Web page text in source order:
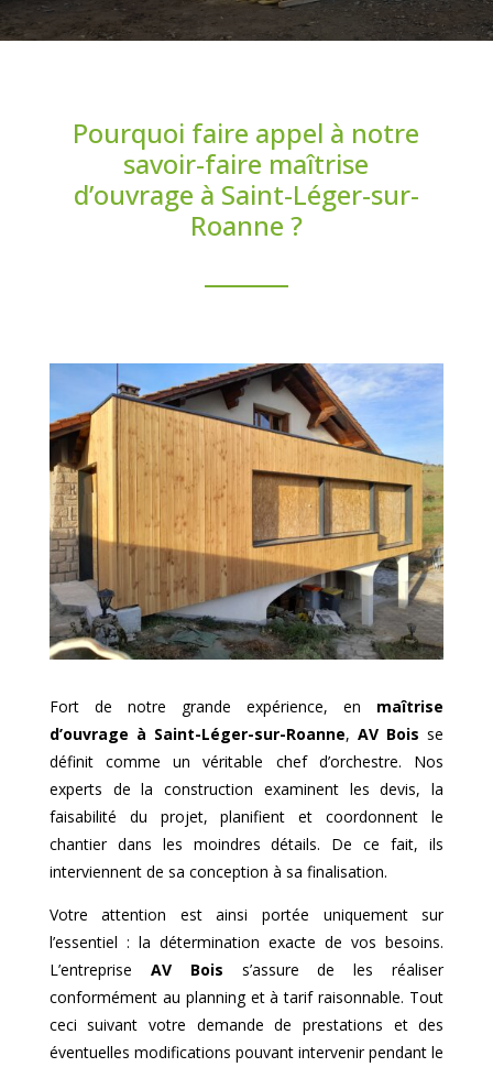
Pourquoi faire appel à notre
savoir-faire maîtrise
d’ouvrage à Saint-Léger-sur-
Roanne ?
Fort de notre grande expérience, en maîtrise
d’ouvrage à Saint-Léger-sur-Roanne,AV Bois se
définit comme un véritable chef d’orchestre. Nos
experts de la construction examinent les devis, la
faisabilité du projet, planifient et coordonnent le
chantier dans les moindres détails. De ce fait, ils
interviennent de sa conception à sa finalisation.
Votre attention est ainsi portée uniquement sur
l’essentiel : la détermination exacte de vos besoins.
L’entreprise AV Bois s’assure de les réaliser
conformément au planning et à tarif raisonnable. Tout
ceci suivant votre demande de prestations et des
éventuelles modifications pouvant intervenir pendant le